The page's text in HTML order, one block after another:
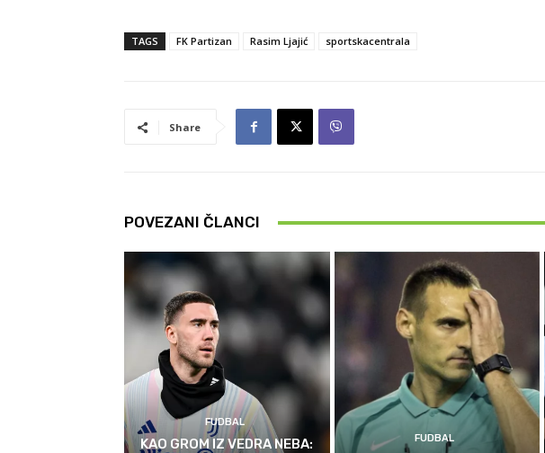
TAGS FK Partizan Rasim Ljajić sportskacentrala
Share
POVEZANI ČLANCI
FUDBAL
KAO GROM IZ VEDRA NEBA:
FUDBAL